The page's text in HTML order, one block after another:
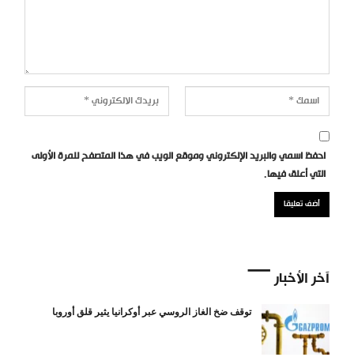
احفظ اسمي والبريد الإلكتروني وموقع الويب في هذا المتصفح للمرة الأولى
التي أعلق فيها.
آخر الأخبار
توقف ضخ الغاز الروسي عبر أوكرانيا يثير قلق أوروبا